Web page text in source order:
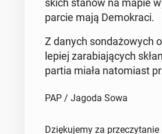
skich stanów na mapie
par­cie mają De­mo­kra­ci.
Z danych son­da­żo­wych
le­piej za­ra­bia­ją­cych
partia miała na­to­miast
PAP / Jagoda Sowa
Dziękujemy za